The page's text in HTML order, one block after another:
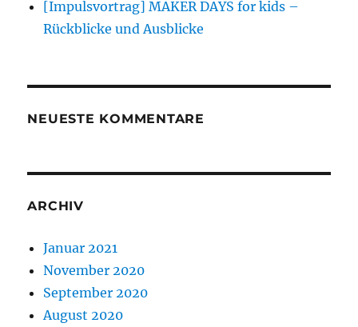
[Impulsvortrag] MAKER DAYS for kids –
Rückblicke und Ausblicke
NEUESTE KOMMENTARE
ARCHIV
Januar 2021
November 2020
September 2020
August 2020